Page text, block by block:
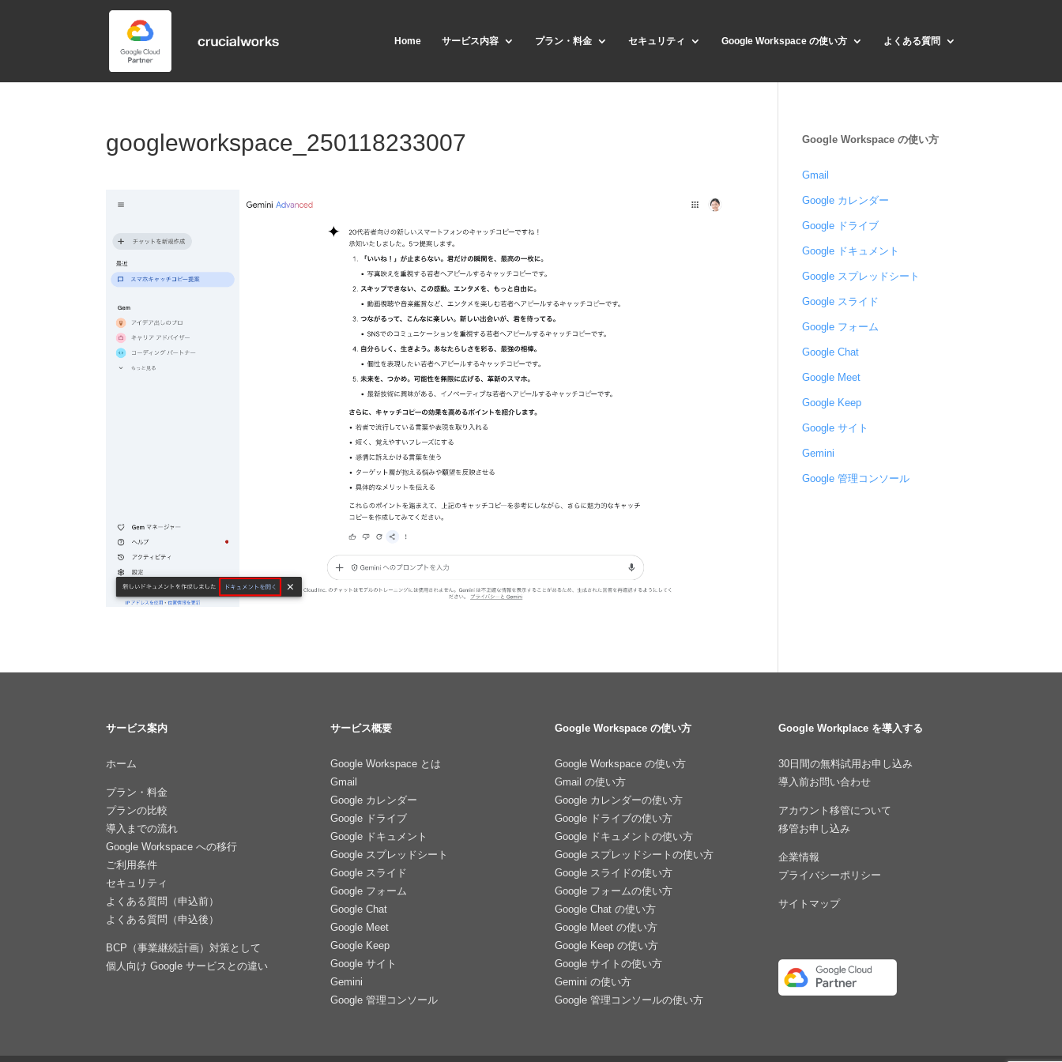
Home サービス内容 プラン・料金 セキュリティ Google Workspace の使い方 よくある質問
googleworkspace_250118233007 Google Workspace の使い方
Gmail
Google カレンダー
Google ドライブ
Google ドキュメント
Google スプレッドシート
Google スライド
Google フォーム
Google Chat
Google Meet
Google Keep
Google サイト
Gemini
Google 管理コンソール
サービス案内
ホーム
プラン・料金
プランの比較
導入までの流れ
Google Workspace への移行
ご利用条件
セキュリティ
よくある質問（申込前）
よくある質問（申込後）
BCP（事業継続計画）対策として
個人向け Google サービスとの違い
サービス概要
Google Workspace とは
Gmail
Google カレンダー
Google ドライブ
Google ドキュメント
Google スプレッドシート
Google スライド
Google フォーム
Google Chat
Google Meet
Google Keep
Google サイト
Gemini
Google 管理コンソール
Google Workspace の使い方
Google Workspace の使い方
Gmail の使い方
Google カレンダーの使い方
Google ドライブの使い方
Google ドキュメントの使い方
Google スプレッドシートの使い方
Google スライドの使い方
Google フォームの使い方
Google Chat の使い方
Google Meet の使い方
Google Keep の使い方
Google サイトの使い方
Gemini の使い方
Google 管理コンソールの使い方
Google Workplace を導入する
30日間の無料試用お申し込み
導入前お問い合わせ
アカウント移管について
移管お申し込み
企業情報
プライバシーポリシー
サイトマップ